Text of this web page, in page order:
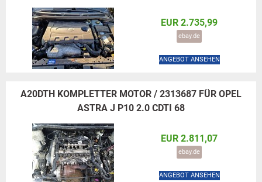
EUR 2.735,99
ebay.de
ANGEBOT ANSEHEN
A20DTH KOMPLETTER MOTOR / 2313687 FÜR OPEL
ASTRA J P10 2.0 CDTI 68
EUR 2.811,07
ebay.de
ANGEBOT ANSEHEN